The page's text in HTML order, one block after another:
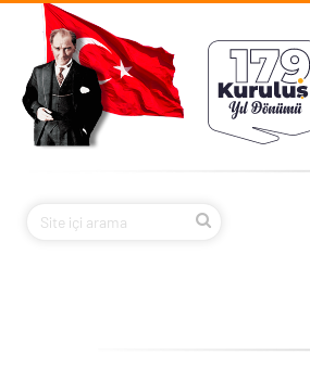
Ana içeriğe atla